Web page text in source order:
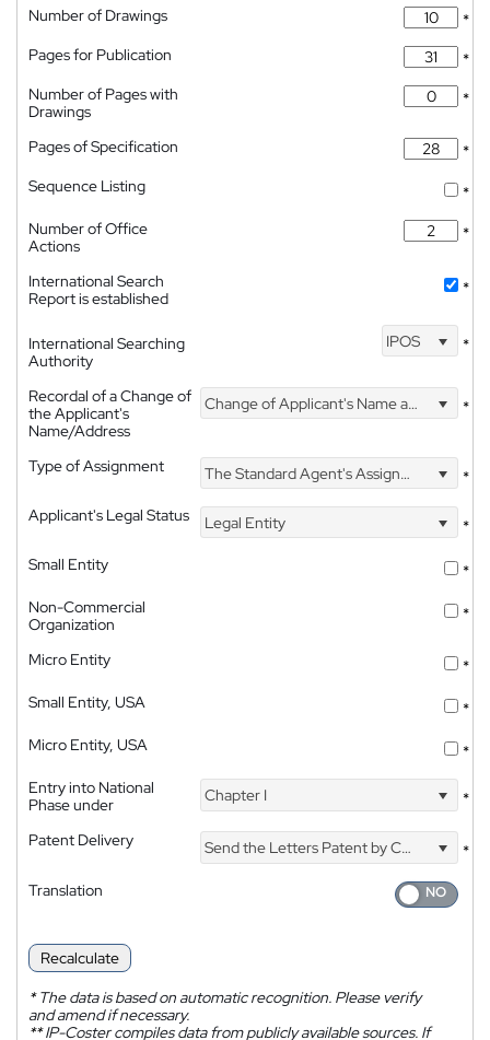
Number of Drawings
*
Pages for Publication
*
Number of Pages with
Drawings
*
Pages of Specification
*
Sequence Listing
*
Number of Office
Actions
*
International Search
Report is established
*
International Searching
Authority
IPOS *
Recordal of a Change of
the Applicant's
Name/Address
Change of Applicant's Name and Address *
Type of Assignment The Standard Agent's Assignment
*
Applicant's Legal Status
Legal Entity
*
Small Entity
*
Non-Commercial
Organization
*
Micro Entity
*
Small Entity, USA
*
Micro Entity, USA
*
Entry into National
Phase under
Chapter I *
Patent Delivery Send the Letters Patent by Courier
*
Translation
Recalculate
*The data is based on automatic recognition. Please verify
and amend if necessary.
**IP-Coster compiles data from publicly available sources. If